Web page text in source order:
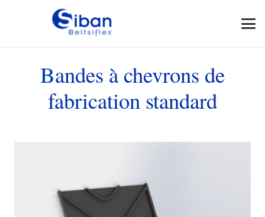
Bandes à chevrons de
fabrication standard